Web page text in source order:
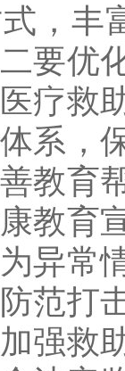
，丰
要优
疗救
系，
教育
教育
异常
范打
强救